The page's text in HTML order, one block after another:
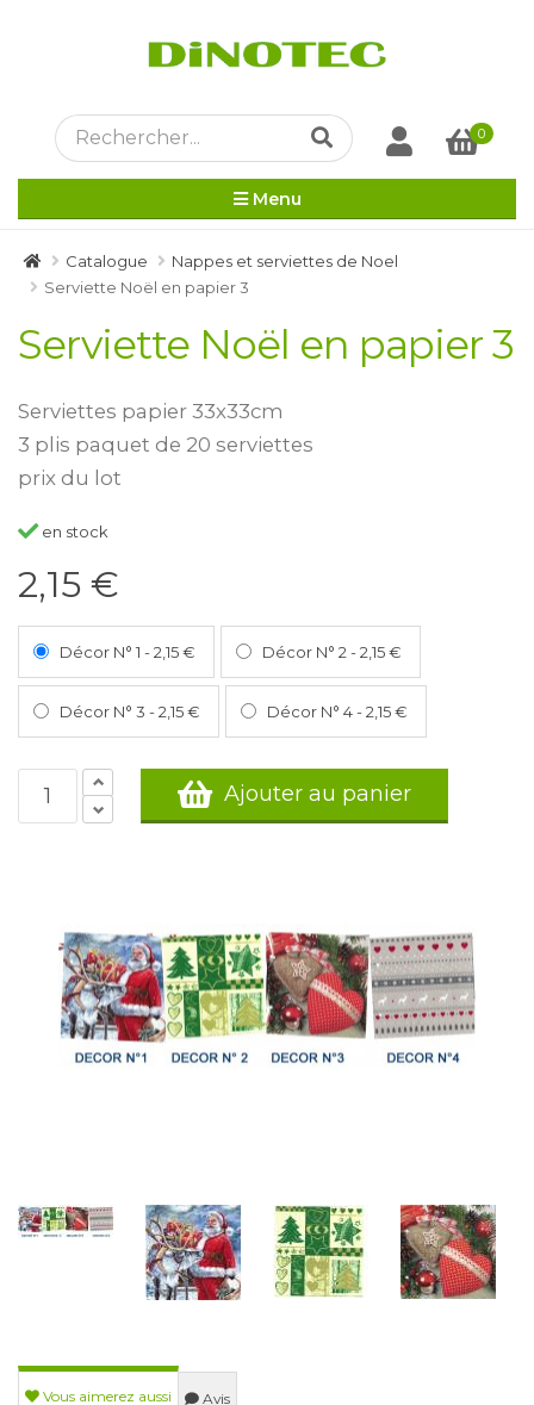
0
Menu
Catalogue
Nappes et serviettes de Noel
Serviette Noël en papier 3
Serviette Noël en papier 3
Serviettes papier 33x33cm
3 plis paquet de 20 serviettes
prix du lot
en stock
2,15 €
Décor N° 1 -2,15 € Décor N° 2 -2,15 €
Décor N° 3 -2,15 € Décor N° 4-2,15 €
Ajouter au panier
Vous aimerez aussi Avis